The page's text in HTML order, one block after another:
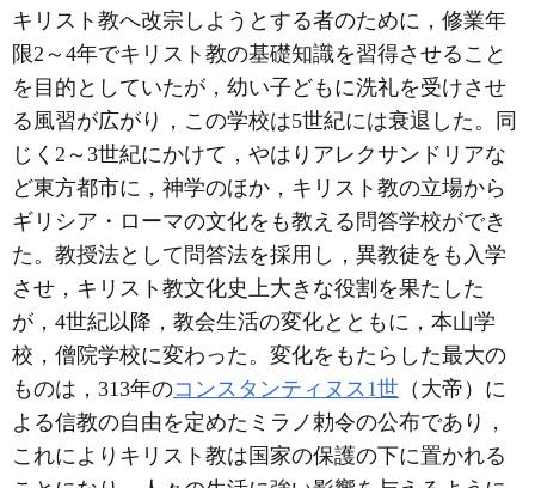
キリスト教へ改宗しようとする者のために，修業年
限2～4年でキリスト教の基礎知識を習得させること
を目的としていたが，幼い子どもに洗礼を受けさせ
る風習が広がり，この学校は5世紀には衰退した。同
じく2～3世紀にかけて，やはりアレクサンドリアな
ど東方都市に，神学のほか，キリスト教の立場から
ギリシア・ローマの文化をも教える問答学校ができ
た。教授法として問答法を採用し，異教徒をも入学
させ，キリスト教文化史上大きな役割を果たした
が，4世紀以降，教会生活の変化とともに，本山学
校，僧院学校に変わった。変化をもたらした最大の
ものは，313年のコンスタンティヌス1世 （大帝）に
よる信教の自由を定めたミラノ勅令の公布であり，
これによりキリスト教は国家の保護の下に置かれる